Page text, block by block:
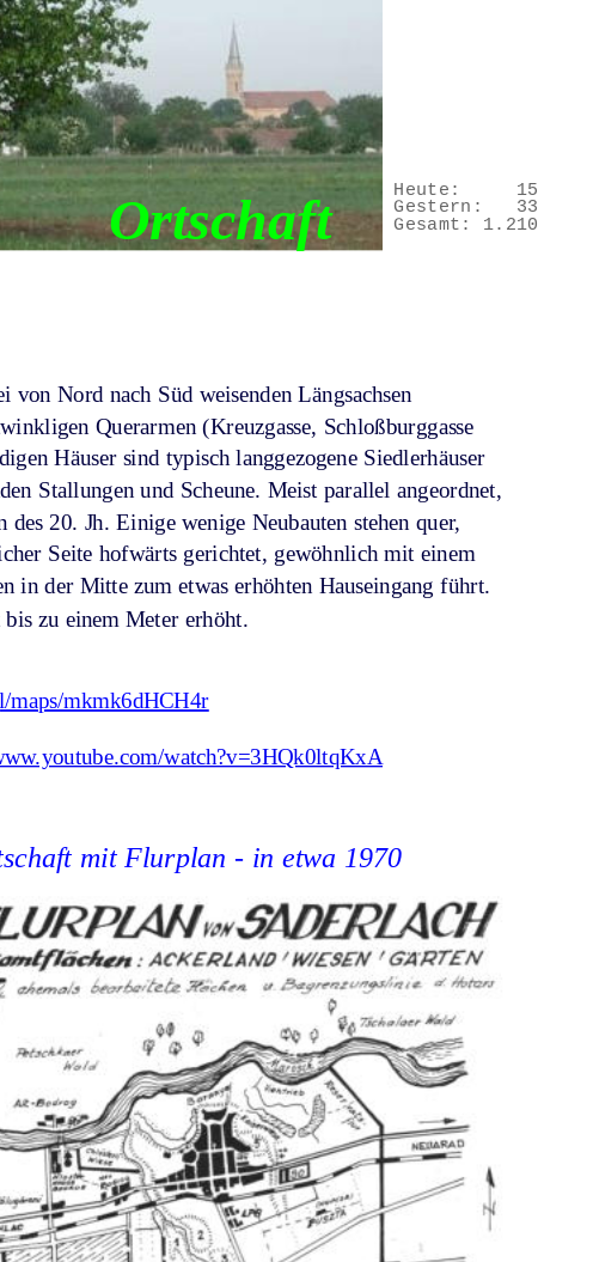
Heute:
15
Gestern:
33
Gesamt:
1.210
Ortschaft
Nord nach Süd weisenden Längsachsen
Querarmen (Kreuzgasse, Schloßburggasse
Häuser sind typisch langgezogene Siedlerhäuser
Stallungen und Scheune. Meist parallel angeordnet,
des 20. Jh. Einige wenige Neubauten stehen quer,
Seite hofwärts gerichtet, gewöhnlich mit einem
in der Mitte zum etwas erhöhten Hauseingang führt.
zu einem Meter erhöht.
maps/mkmk6dHCH4r
watch?v=3HQk0ltqKxA
mit Flurplan - in etwa 1970